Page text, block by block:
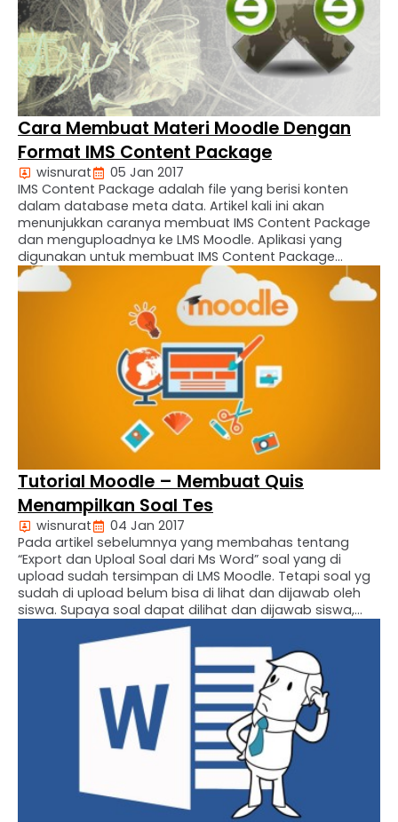
Cara Membuat Materi Moodle Dengan
Format IMS Content Package
wisnurat
05 Jan 2017
IMS Content Package adalah file yang berisi konten
dalam database meta data. Artikel kali ini akan
menunjukkan caranya membuat IMS Content Package
dan menguploadnya ke LMS Moodle. Aplikasi yang
digunakan untuk membuat IMS Content Package
adalah exelearning yang dapat diunduh di
exelearning.net/downloads. Oke langsung aja caranya
kita simak video di bawah ini !
Tutorial Moodle – Membuat Quis
Menampilkan Soal Tes
wisnurat
04 Jan 2017
Pada artikel sebelumnya yang membahas tentang
“Export dan Uploal Soal dari Ms Word” soal yang di
upload sudah tersimpan di LMS Moodle. Tetapi soal yg
sudah di upload belum bisa di lihat dan dijawab oleh
siswa. Supaya soal dapat dilihat dan dijawab siswa,
maka harus membuat quis. Fitur untuk membuat quiz
ada pada menu “Add an activity”. …